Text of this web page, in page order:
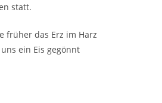
statt.
früher das Erz im Harz
ein Eis gegönnt